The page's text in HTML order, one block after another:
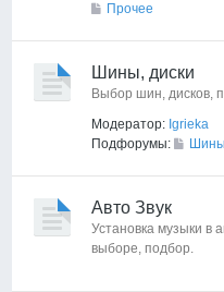
Прочее
Шины, диски
Выбор шин, дисков,
Модератор: Igrieka
Подфорумы:
Шины
Авто Звук
Установка музыки в
выборе, подбор.